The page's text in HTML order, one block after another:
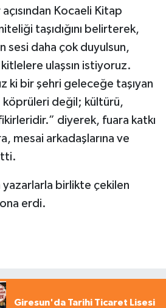
Kocaeli Kitap
niteliği taşıdığını belirterek,
sesi daha çok duyulsun,
ulaşsın istiyoruz.
ki bir şehri geleceğe taşıyan
köprüleri değil; kültürü,
diyerek, fuara katkı
mesai arkadaşlarına ve
yazarlarla birlikte çekilen
erdi.
Giresun'da Tarihi Ticaret Lisesi